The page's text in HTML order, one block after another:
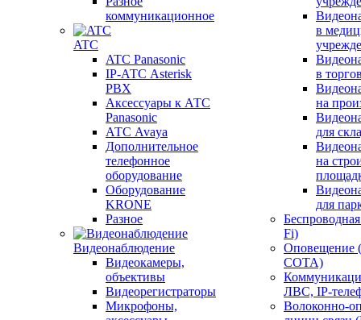
коммуникационное
ATC
ATC Panasonic
IP-АТС Asterisk
PBX
Аксессуары к АТС
Panasonic
АТС Avaya
Дополнительное
телефонное
оборудование
Оборудование
KRONE
Разное
Видеонаблюдение
Видеокамеры,
объективы
Видеорегистраторы
Микрофоны,
в
в
на
для
на
для
Fi)
СОТА)
ЛВС, IP-
Волоконно-